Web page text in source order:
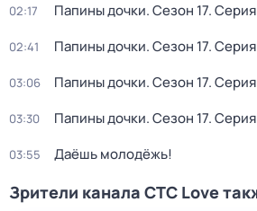
02:17 Папины дочки. Сезон 17. Серия
02:41 Папины дочки. Сезон 17.
03:06 Папины дочки. Сезон 17.
03:30 Папины дочки. Сезон 17.
03:55 Даёшь молодёжь!
Зрители канала СТС Love